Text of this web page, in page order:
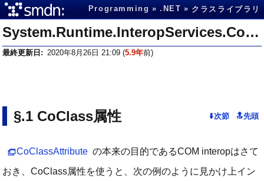
Programming .NET クラスライブラリ
System.Runtime.InteropServices.CoClassAttribute
最終更新日 2020年8月26日 21:09 (5.9年前)
CoClass属性
CoClassAttribute の本来の目的であるCOM interopはさて
おき、CoClass属性を使うと、次の例のように見かけ上イン